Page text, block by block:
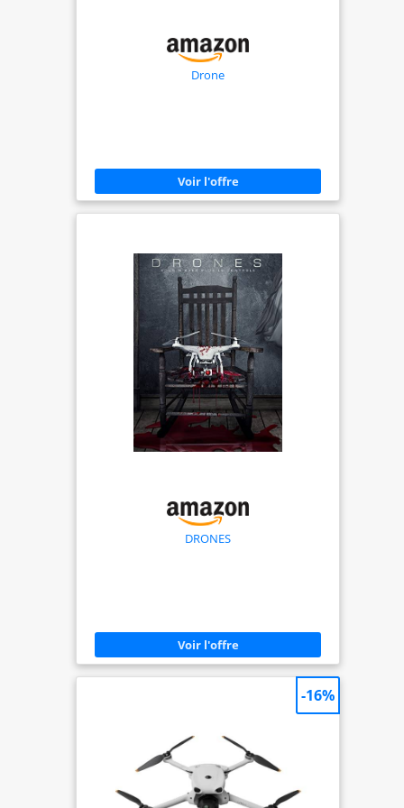
stunning high-definition quality.
Say goodbye to low quality feeds
and immerse yourself in the
Transporter 2 HD FPV Goggle. It
features a detachable screen
that can be paired with our
flying experience tailored to
your preferences. Equipped
with a powerful receiver, the
Transporter 2 HD ensures a
pristine high-definition video
feed, delivering the clearest
visuals possible. And with the
built-in DVR, you can capture
your FPV flights in stunning HD,
review them, or share your
exhilarating flight footage with
featuring high-quality gimbals,
guarantees unmatched
precision and smoothness,
offering an exceptional flying
experience with its cutting-edge
ELRS (ExpressLRS) transmitter
signal reliability, ensuring that
your commands are executed
with lightning-fast
responsiveness.
Drone
DRONES
-16%